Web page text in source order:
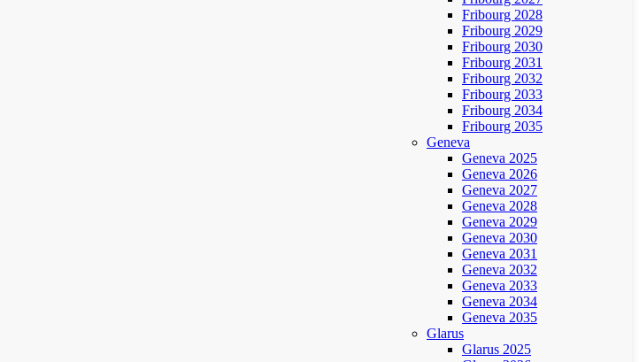
Fribourg 2028
Fribourg 2029
Fribourg 2030
Fribourg 2031
Fribourg 2032
Fribourg 2033
Fribourg 2034
Fribourg 2035
Geneva
Geneva 2025
Geneva 2026
Geneva 2027
Geneva 2028
Geneva 2029
Geneva 2030
Geneva 2031
Geneva 2032
Geneva 2033
Geneva 2034
Geneva 2035
Glarus
Glarus 2025